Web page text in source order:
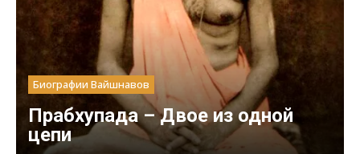
Биографии Вайшнавов
Прабхупада – Двое из одной
цепи